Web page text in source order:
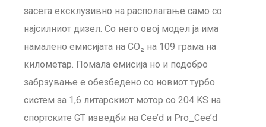
засега ексклузивно на располагање само со
најсилниот дизел. Со него овој модел ја има
намалено емисијата на CO₂ на 109 грама на
километар. Помала емисија но и подобро
забрзување е обезбедено со новиот турбо
систем за 1,6 литарскиот мотор со 204 KS на
спортските GT изведби на Cee’d и Pro_Cee’d